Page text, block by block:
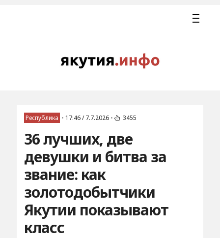
Республика • 17:46 / 7.7.2026 • 3455
36 лучших, две
девушки и битва за
звание: как
золотодобытчики
Якутии показывают
класс